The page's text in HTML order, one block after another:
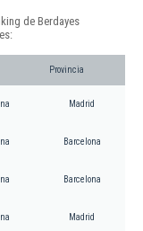
de Berdayes
Provincia
Madrid
Barcelona
Barcelona
Madrid